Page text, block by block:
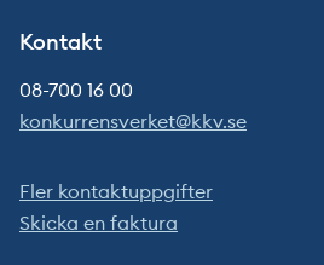
Kontakt
08-700 16 00
konkurrensverket@kkv.se
Fler kontaktuppgifter
Skicka en faktura